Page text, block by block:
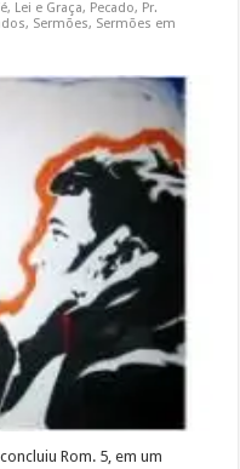
, Lei e Graça, Pecado, Pr.
, Sermões, Sermões em
Rom. 5, em um